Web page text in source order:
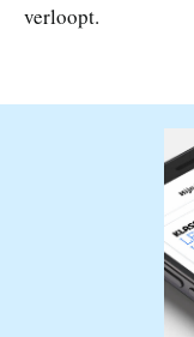
verloopt.